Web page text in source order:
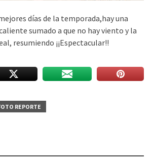
días de la temporada,hay una
sumado a que no hay viento y la
resumiendo ¡¡Espectacular!!
REPORTE